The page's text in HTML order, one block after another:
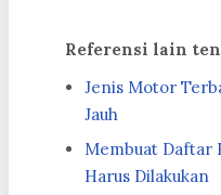
Referensi lain
Jenis Motor
Jauh
Membuat Daftar
Harus Dilakukan